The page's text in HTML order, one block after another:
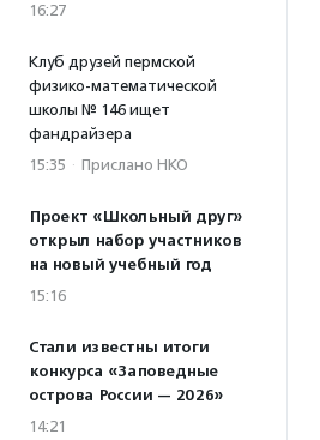
16:27
Клуб друзей пермской
физико-математической
школы № 146 ищет
фандрайзера
15:35 · Прислано НКО
Проект «Школьный друг»
открыл набор участников
на новый учебный год
15:16
Стали известны итоги
конкурса «Заповедные
острова России — 2026»
14:21